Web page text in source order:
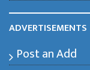
ADVERTISEMENTS
Post an Add